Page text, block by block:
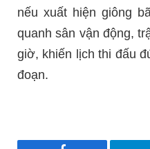
nếu xuất hiện giông
quanh sân vận động,
giờ, khiến lịch thi đấu
đoạn.